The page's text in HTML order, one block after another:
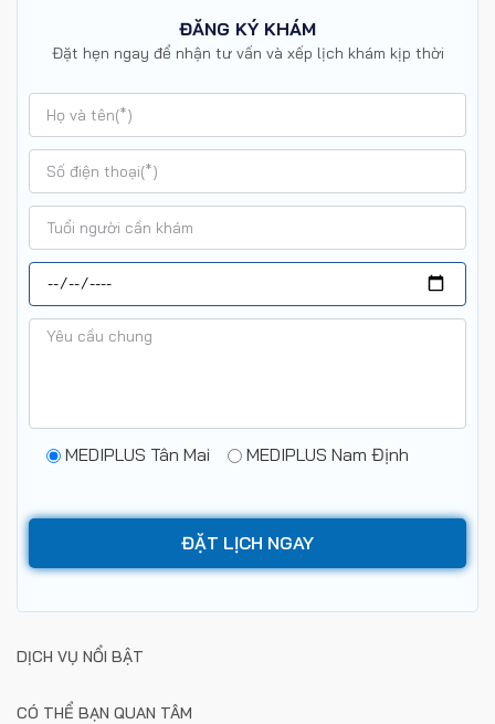
ĐĂNG KÝ KHÁM
Đặt hẹn ngay để nhận tư vấn và xếp lịch khám kịp thời
MEDIPLUS Tân Mai MEDIPLUS Nam Định
DỊCH VỤ NỔI BẬT
CÓ THỂ BẠN QUAN TÂM